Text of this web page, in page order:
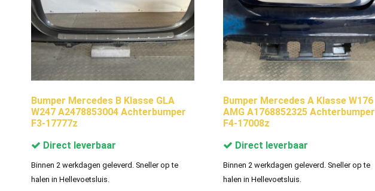
Bumper Mercedes B Klasse GLA
W247 A2478853004 Achterbumper
F3-17777z
Direct leverbaar
Binnen 2 werkdagen geleverd. Sneller op te
halen in Hellevoetsluis.
Bumper Mercedes A Klasse W176
AMG A1768852325 Achterbumper
F4-17008z
Direct leverbaar
Binnen 2 werkdagen geleverd. Sneller op te
halen in Hellevoetsluis.